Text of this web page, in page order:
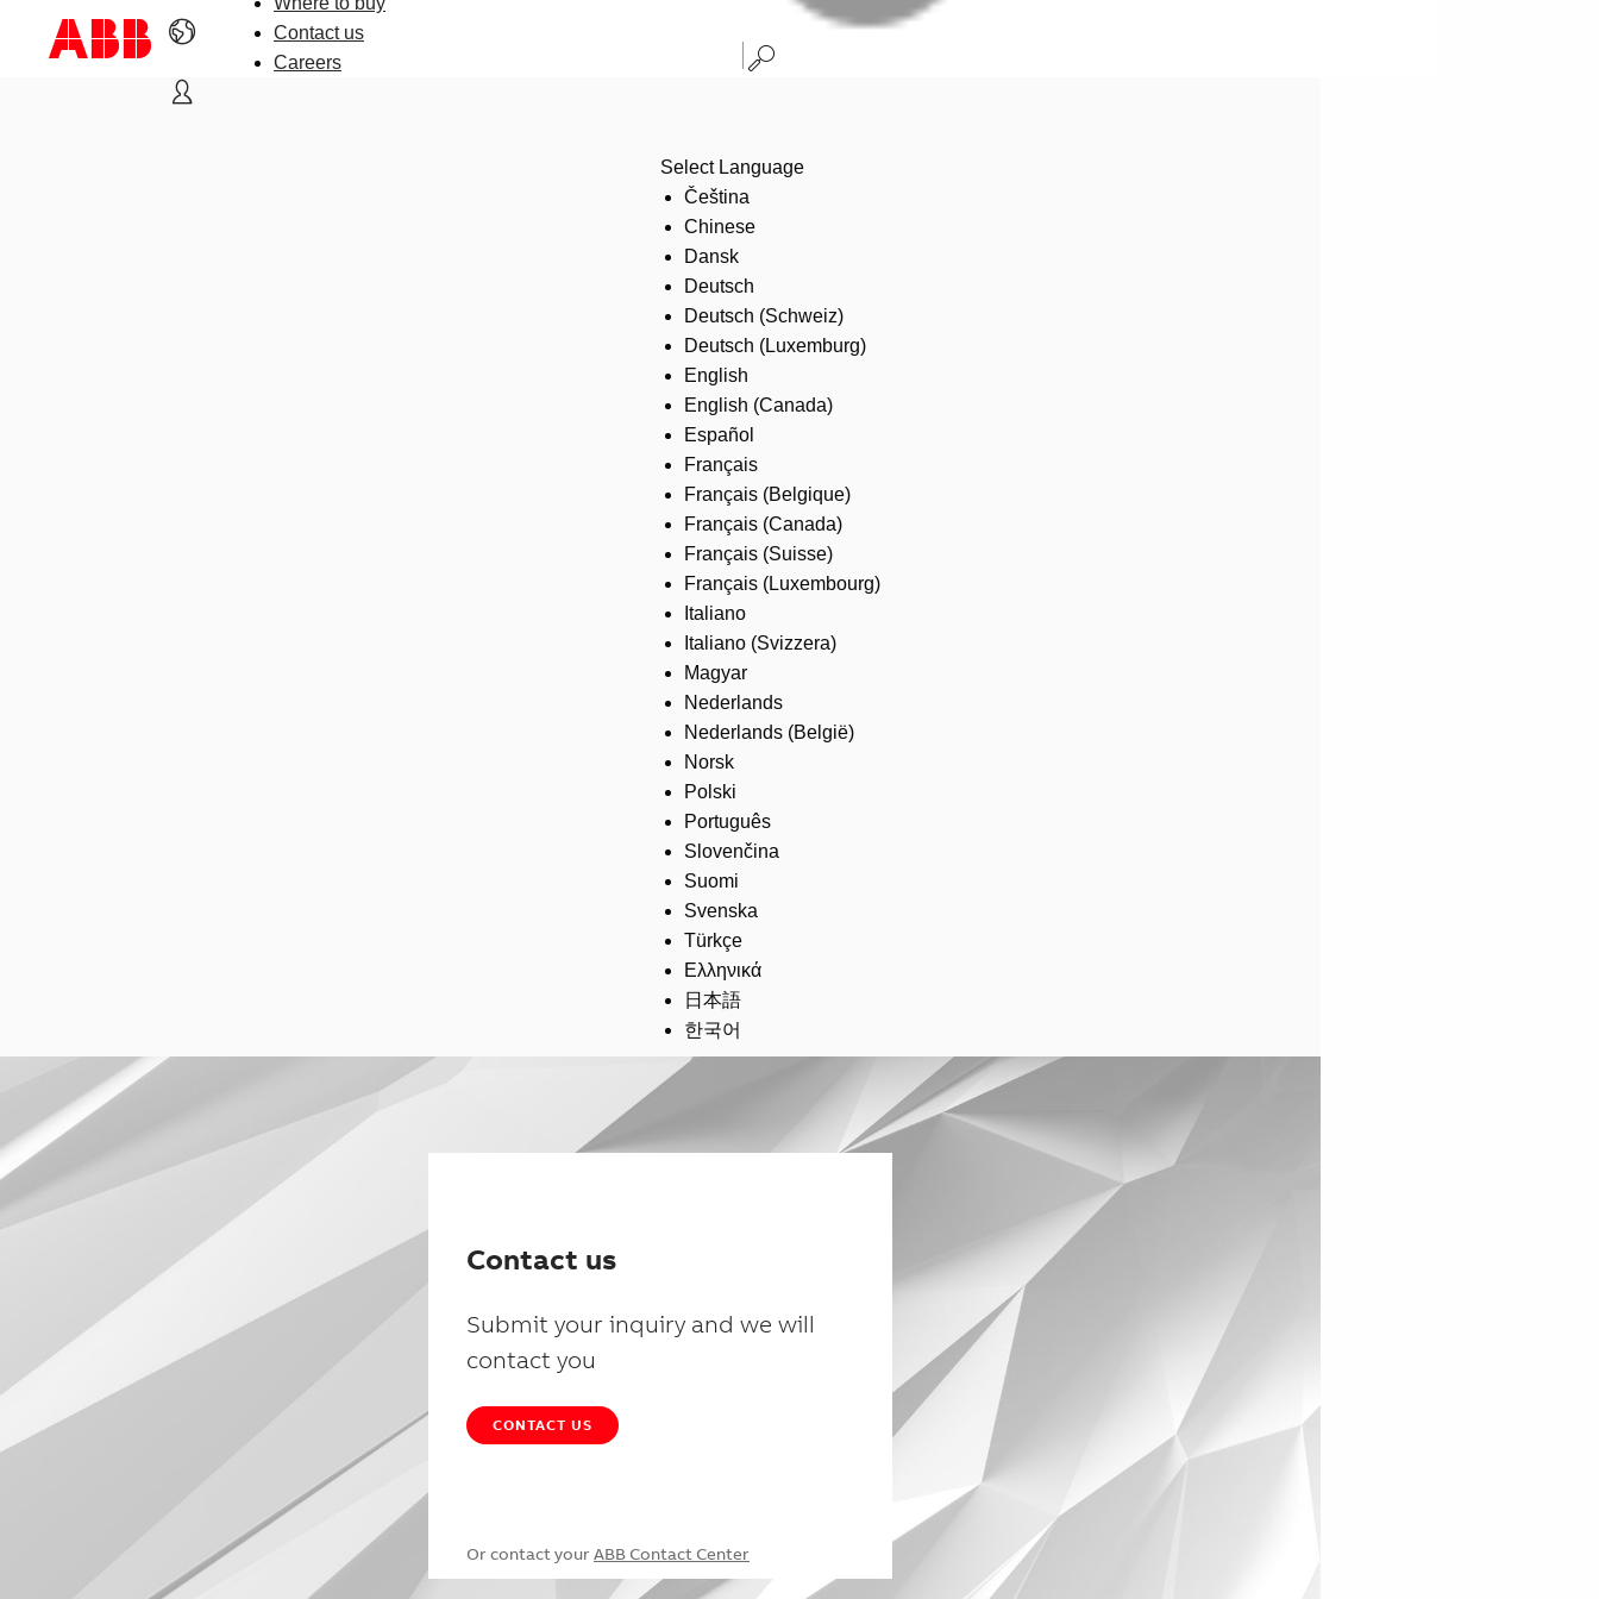
Contact us
Careers
Select Language
Čeština
Chinese
Dansk
Deutsch
Deutsch (Schweiz)
Deutsch (Luxemburg)
English
English (Canada)
Español
Français
Français (Belgique)
Français (Canada)
Français (Suisse)
Français (Luxembourg)
Italiano
Italiano (Svizzera)
Magyar
Nederlands
Nederlands (België)
Norsk
Polski
Português
Slovenčina
Suomi
Svenska
Türkçe
Ελληνικά
日本語
한국어
Contact us
Submit your inquiry and we will
contact you
CONTACT US
Or contact your ABB Contact Center